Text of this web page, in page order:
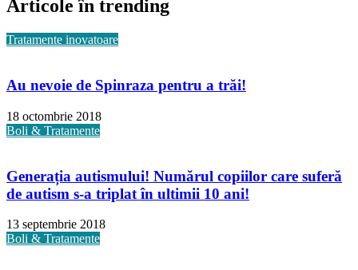
Articole în trending
Tratamente inovatoare
Au nevoie de Spinraza pentru a trăi!
18 octombrie 2018
Boli & Tratamente
Generația autismului! Numărul copiilor care suferă
de autism s-a triplat în ultimii 10 ani!
13 septembrie 2018
Boli & Tratamente